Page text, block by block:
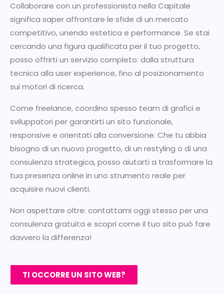
Collaborare con un professionista nella Capitale
significa saper affrontare le sfide di un mercato
competitivo, unendo estetica e performance. Se stai
cercando una figura qualificata per il tuo progetto,
posso offrirti un servizio completo: dalla struttura
tecnica alla user experience, fino al posizionamento
sui motori di ricerca.
Come freelance, coordino spesso team di grafici e
sviluppatori per garantirti un sito funzionale,
responsive e orientati alla conversione. Che tu abbia
bisogno di un nuovo progetto, di un restyling o di una
consulenza strategica, posso aiutarti a trasformare la
tua presenza online in uno strumento reale per
acquisire nuovi clienti.
Non aspettare oltre: contattami oggi stesso per una
consulenza gratuita e scopri come il tuo sito può fare
davvero la differenza!
TI OCCORRE UN SITO WEB?